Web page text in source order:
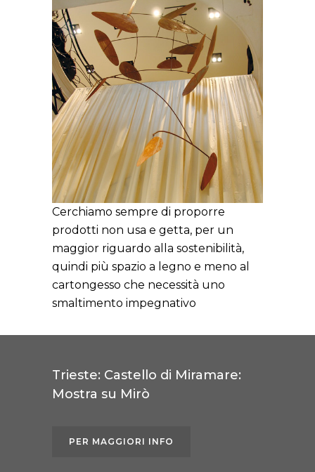
Cerchiamo sempre di proporre
prodotti non usa e getta, per un
maggior riguardo alla sostenibilità,
quindi più spazio a legno e meno al
cartongesso che necessità uno
smaltimento impegnativo
Trieste: Castello di Miramare:
Mostra su Mirò
PER MAGGIORI INFO